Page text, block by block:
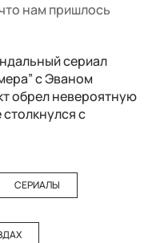
нам пришлось
сериал
с Эваном
обрел невероятную
с
СЕРИАЛЫ